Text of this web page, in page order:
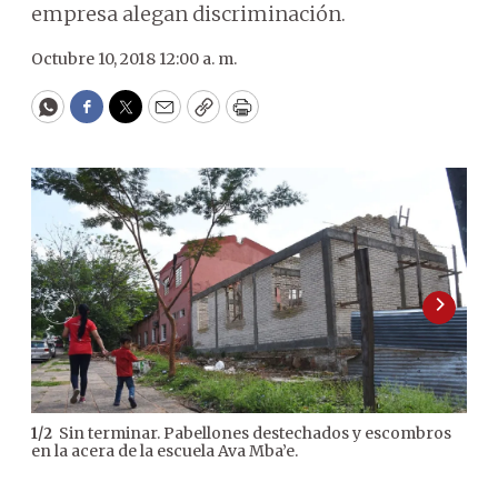
empresa alegan discriminación.
Octubre 10, 2018 12:00 a. m.
WhatsApp
Facebook
Twitter
EmailCopyPrint
1/2 Sin terminar. Pabellones destechados y escombros
en la acera de la escuela Ava Mba’e.